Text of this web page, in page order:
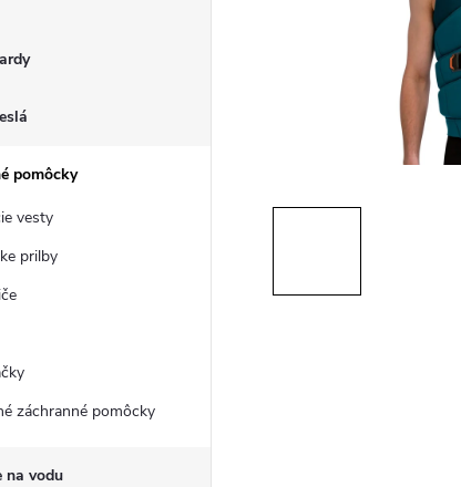
pomôcky
vesty
prilby
záchranné pomôcky
na vodu